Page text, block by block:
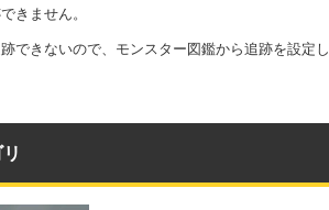
きません。
できないので、モンスター図鑑から追跡を設定